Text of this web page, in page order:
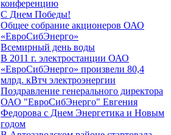
конференцию
С Днем Победы!
Общее собрание акционеров ОАО
«ЕвроСибЭнерго»
Всемирный день воды
В 2011 г. электростанции ОАО
«ЕвроСибЭнерго» произвели 80,4
млрд. кВтч электроэнергии
Поздравление генерального директора
ОАО "ЕвроСибЭнерго" Евгения
Федорова с Днем Энергетика и Новым
годом